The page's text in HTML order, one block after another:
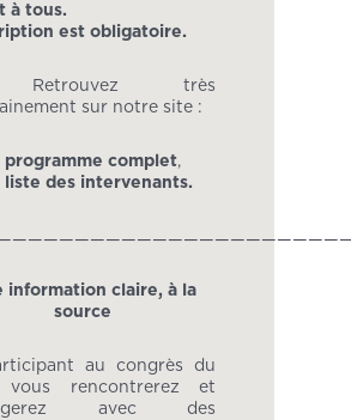
à tous.
est obligatoire.
très
sur notre site :
programme complet,
liste des intervenants.
information claire, à la
source
au congrès du
vous rencontrerez et
avec des